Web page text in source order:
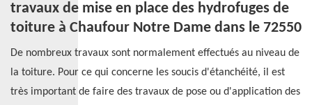
travaux de mise en place des hydrofuges de
toiture à Chaufour Notre Dame dans le 72550
De nombreux travaux sont normalement effectués au niveau de
la toiture. Pour ce qui concerne les soucis d'étanchéité, il est
très important de faire des travaux de pose ou d'application des